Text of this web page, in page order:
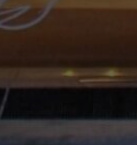
akzeptiert werden, bedarf
keiner manuellen Zustimmung